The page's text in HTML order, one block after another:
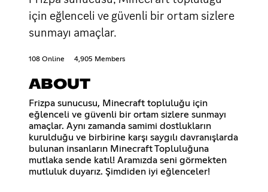
için eğlenceli ve güvenli bir ortam sizlere
sunmayı amaçlar.
108 Online 4,905 Members
ABOUT
Frizpa sunucusu, Minecraft topluluğu için
eğlenceli ve güvenli bir ortam sizlere sunmayı
amaçlar. Aynı zamanda samimi dostlukların
kurulduğu ve birbirine karşı saygılı davranışlarda
bulunan insanların Minecraft Topluluğuna
mutlaka sende katıl! Aramızda seni görmekten
mutluluk duyarız. Şimdiden iyi eğlenceler!